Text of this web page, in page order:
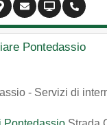
Pontedassio
- Servizi di